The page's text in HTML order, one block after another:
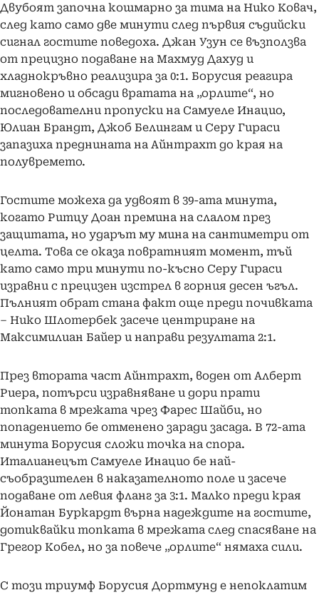
Двубоят започна кошмарно за тима на Нико Ковач,
след като само две минути след първия съдийски
сигнал гостите поведоха. Джан Узун се възползва
от прецизно подаване на Махмуд Дахуд и
хладнокръвно реализира за 0:1. Борусия реагира
мигновено и обсади вратата на „орлите“, но
последователни пропуски на Самуеле Инацио,
Юлиан Брандт, Джоб Белингам и Серу Гираси
запазиха преднината на Айнтрахт до края на
полувремето.
Гостите можеха да удвоят в 39-ата минута,
когато Ритцу Доан премина на слалом през
защитата, но ударът му мина на сантиметри от
целта. Това се оказа повратният момент, тъй
като само три минути по-късно Серу Гираси
изравни с прецизен изстрел в горния десен ъгъл.
Пълният обрат стана факт още преди почивката
– Нико Шлотербек засече центриране на
Максимилиан Байер и направи резултата 2:1.
През втората част Айнтрахт, воден от Алберт
Риера, потърси изравняване и дори прати
топката в мрежата чрез Фарес Шайби, но
попадението бе отменено заради засада. В 72-ата
минута Борусия сложи точка на спора.
Италианецът Самуеле Инацио бе най-
съобразителен в наказателното поле и засече
подаване от левия фланг за 3:1. Малко преди края
Йонатан Буркардт върна надеждите на гостите,
дотиквайки топката в мрежата след спасяване на
Грегор Кобел, но за повече „орлите“ нямаха сили.
С този триумф Борусия Дортмунд е непоклатим